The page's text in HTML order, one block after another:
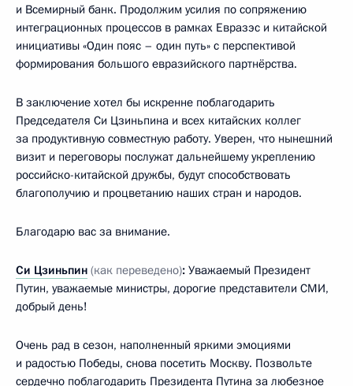
и Всемирный банк. Продолжим усилия по сопряжению
интеграционных процессов в рамках Евразэс и китайской
инициативы «Один пояс – один путь» с перспективой
формирования большого евразийского партнёрства.
В заключение хотел бы искренне поблагодарить
Председателя Си Цзиньпина и всех китайских коллег
за продуктивную совместную работу. Уверен, что нынешний
визит и переговоры послужат дальнейшему укреплению
российско-китайской дружбы, будут способствовать
благополучию и процветанию наших стран и народов.
Благодарю вас за внимание.
Си Цзиньпин (как переведено): Уважаемый Президент
Путин, уважаемые министры, дорогие представители СМИ,
добрый день!
Очень рад в сезон, наполненный яркими эмоциями
и радостью Победы, снова посетить Москву. Позвольте
сердечно поблагодарить Президента Путина за любезное